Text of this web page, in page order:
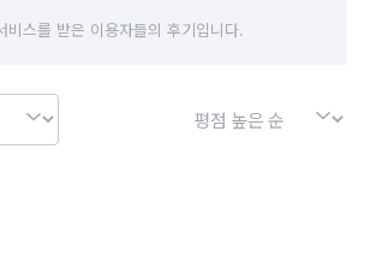
비스를 받은 이용자들의 후기입니다.